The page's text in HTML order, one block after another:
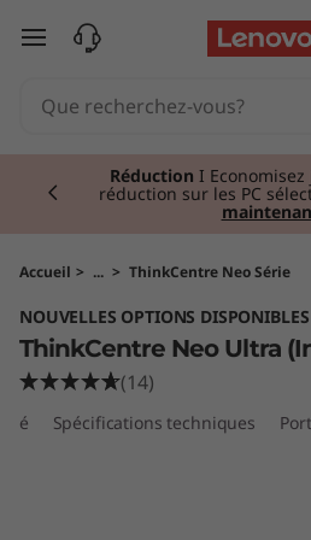
T
C
e
n
passer au contenu principal
Réduction I
réduction sur les PC
Currently displaying item 1 of
Accueil > ... > ThinkCentre Neo Série
NOUVELLES OPTIONS DISPONIBLES
ThinkCentre Neo Ultra
(14)
Spécifications techniques